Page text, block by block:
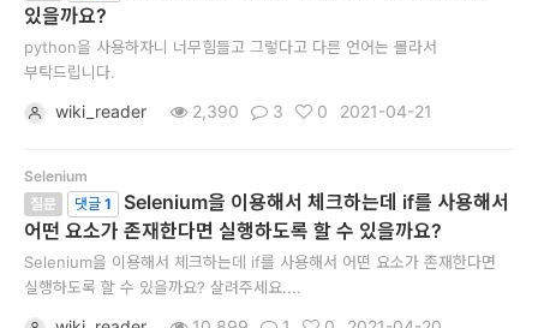
크
워
서
버
데
이
있을까요?
python을 사용하자니 너무힘들고 그렇다고 다른 언어는 몰라서
부탁드립니다.
wiki_reader 2,390 3 0 2021-04-21
Selenium
질문
댓글 1
Selenium을 이용해서 체크하는데 if를 사용해서
어떤 요소가 존재한다면 실행하도록 할 수 있을까요?
Selenium을 이용해서 체크하는데 if를 사용해서 어떤 요소가 존재한다면
실행하도록 할 수 있을까요? 살려주세요....